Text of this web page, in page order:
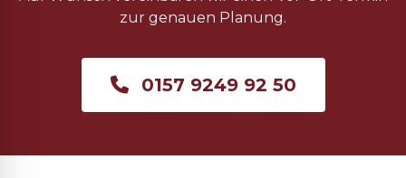
zur genauen Planung.
0157 9249 92 50